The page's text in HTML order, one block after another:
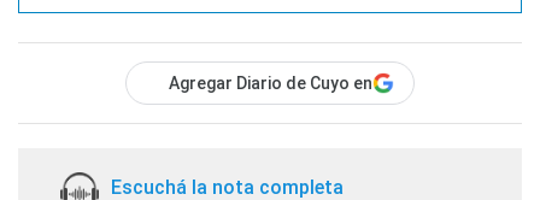
Agregar Diario de Cuyo en
Escuchá la nota completa